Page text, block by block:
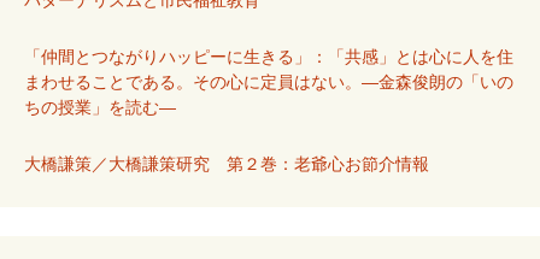
「仲間とつながりハッピーに生きる」：「共感」とは心に人を住
まわせることである。その心に定員はない。―金森俊朗の「いの
ちの授業」を読む―
大橋謙策／大橋謙策研究 第２巻：老爺心お節介情報